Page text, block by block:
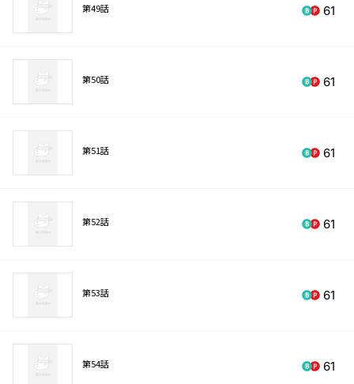
第49話 61
第50話 61
第51話 61
第52話 61
第53話 61
第54話 61